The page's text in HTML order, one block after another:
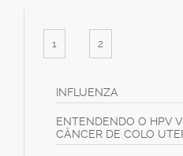
1 2
INFLUENZA
ENTENDENDO O HPV
CÂNCER DE COLO